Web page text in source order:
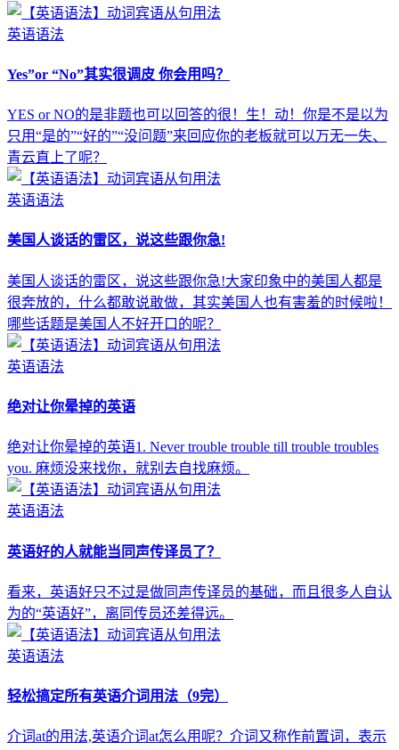
英语语法
Yes”or “No”其实很调皮 你会用吗？
YES or NO的是非题也可以回答的很！生！动！你是不是以为
只用“是的”“好的”“没问题”来回应你的老板就可以万无一失、
青云直上了呢？
英语语法
美国人谈话的雷区，说这些跟你急!
美国人谈话的雷区，说这些跟你急!大家印象中的美国人都是
很奔放的，什么都敢说敢做，其实美国人也有害羞的时候啦！
哪些话题是美国人不好开口的呢？
英语语法
绝对让你晕掉的英语
绝对让你晕掉的英语1. Never trouble trouble till trouble troubles
you. 麻烦没来找你，就别去自找麻烦。
英语语法
英语好的人就能当同声传译员了？
看来，英语好只不过是做同声传译员的基础，而且很多人自认
为的“英语好”，离同传员还差得远。
英语语法
轻松搞定所有英语介词用法（9完）
介词at的用法,英语介词at怎么用呢？介词又称作前置词，表示